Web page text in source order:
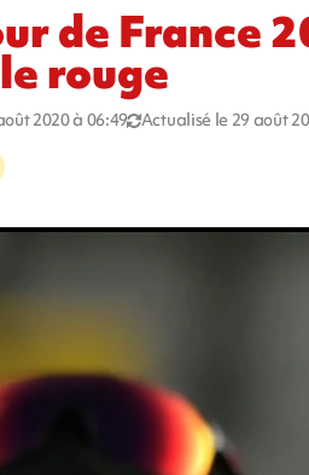
de France
rouge
2020 à 06:49 Actualisé le 29 août